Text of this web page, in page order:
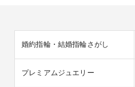
婚約指輪・結婚指輪さがし
プレミアムジュエリー